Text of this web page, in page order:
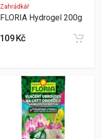
Zahrádkář
FLORIA Hydrogel 200g
109 Kč